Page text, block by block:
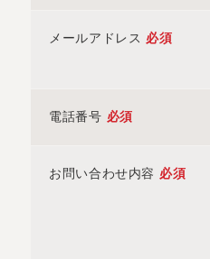
メールアドレス 必須
電話番号 必須
お問い合わせ内容 必須